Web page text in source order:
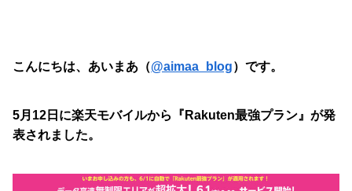
こんにちは、あいまあ（@aimaa_blog）です。
5月12日に楽天モバイルから『Rakuten最強プラン』が発
表されました。